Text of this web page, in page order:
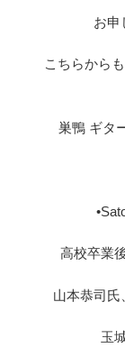
お申
こちらから
巣鴨 ギタ
高校卒業
山本恭司氏
玉